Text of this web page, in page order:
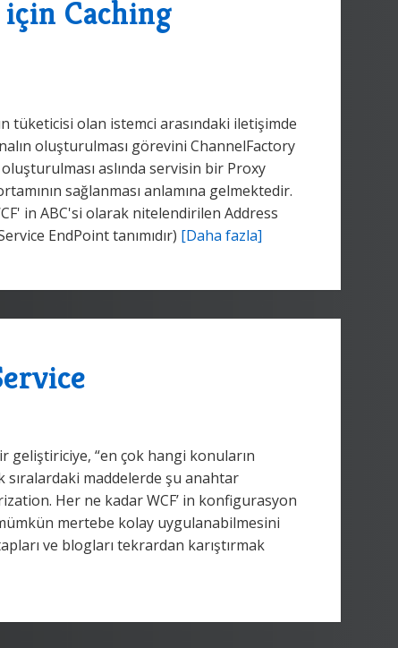
Caching
tüketicisi olan istemci arasındaki iletişimde
oluşturulması görevini ChannelFactory
aslında servisin bir Proxy
sağlanması anlamına gelmektedir.
in ABC'si olarak nitelendirilen Address
EndPoint tanımıdır) [Daha fazla]
geliştiriciye, “en çok hangi konuların
sıralardaki maddelerde şu anahtar
Her ne kadar WCF’ in konfigurasyon
mertebe kolay uygulanabilmesini
ve blogları tekrardan karıştırmak